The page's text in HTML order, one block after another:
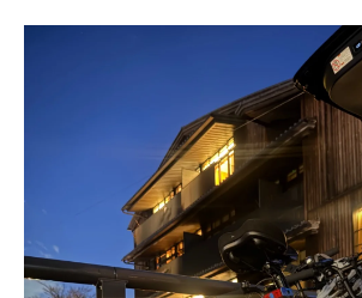
乗り捨てサービスで自由な
電動レンタサイクルの料金と
短時間から1日まで柔軟なレン
30分単位から使えるレンタ
1日プランのレンタサイクル
短時間利用で効率よく観光
クル術